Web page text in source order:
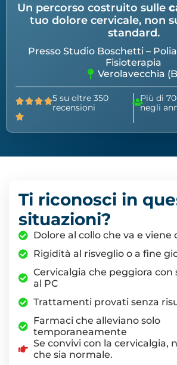
Un percorso costruito sulle
tuo dolore cervicale, non
standard.
Presso Studio Boschetti –
Fisioterapia
Verolavecchia
5 su oltre 350
recensioni
Più di
negli
Ti riconosci in
situazioni?
Dolore al collo che va e viene
Rigidità al risveglio o a fine
Cervicalgia che peggiora con
al PC
Trattamenti provati senza
Farmaci che alleviano solo
temporaneamente
Se convivi con la cervicalgia,
che sia normale.